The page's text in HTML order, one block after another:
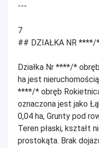
---
7
## DZIAŁKA NR ****/
Działka Nr ****/*
ha jest
****/* obręb
oznaczona jest jako
0,04 ha, Grunty pod
Teren płaski, kształt
prostokąta. Brak